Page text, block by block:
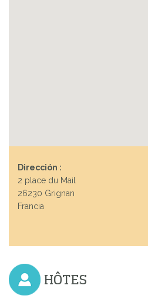
Previous
Dirección :
2 place du Mail
26230 Grignan
Francia
HÔTES